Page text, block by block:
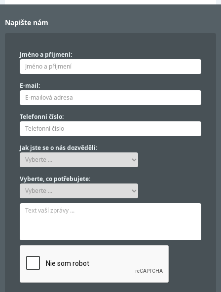
Napište nám
Jméno a příjmení:
E-mail:
Telefonní číslo:
Jak jste se o nás dozvěděli:
Vyberte, co potřebujete: